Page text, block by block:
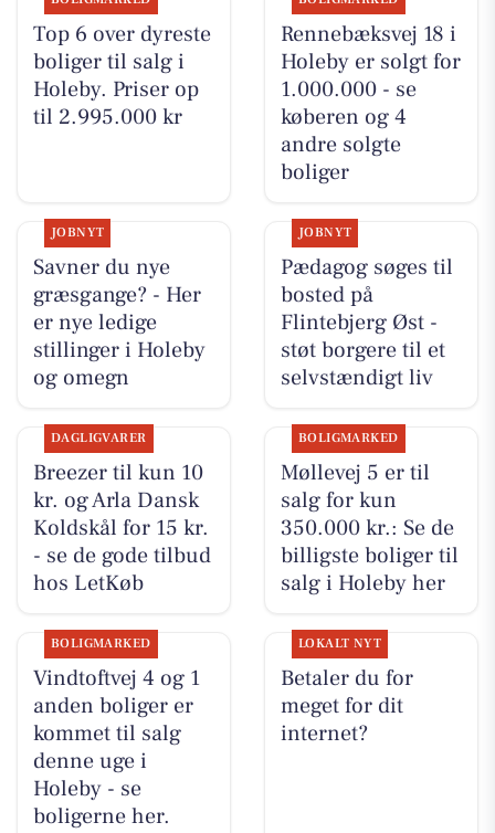
Top 6 over dyreste
boliger til salg i
Holeby. Priser op
til 2.995.000 kr
Rennebæksvej 18 i
Holeby er solgt for
1.000.000 - se
køberen og 4
andre solgte
boliger
JOBNYT
Savner du nye
græsgange? - Her
er nye ledige
stillinger i Holeby
og omegn
JOBNYT
Pædagog søges til
bosted på
Flintebjerg Øst -
støt borgere til et
selvstændigt liv
DAGLIGVARER
Breezer til kun 10
kr. og Arla Dansk
Koldskål for 15 kr.
- se de gode tilbud
hos LetKøb
BOLIGMARKED
Møllevej 5 er til
salg for kun
350.000 kr.: Se de
billigste boliger til
salg i Holeby her
BOLIGMARKED
Vindtoftvej 4 og 1
anden boliger er
kommet til salg
denne uge i
Holeby - se
boligerne her.
LOKALT NYT
Betaler du for
meget for dit
internet?